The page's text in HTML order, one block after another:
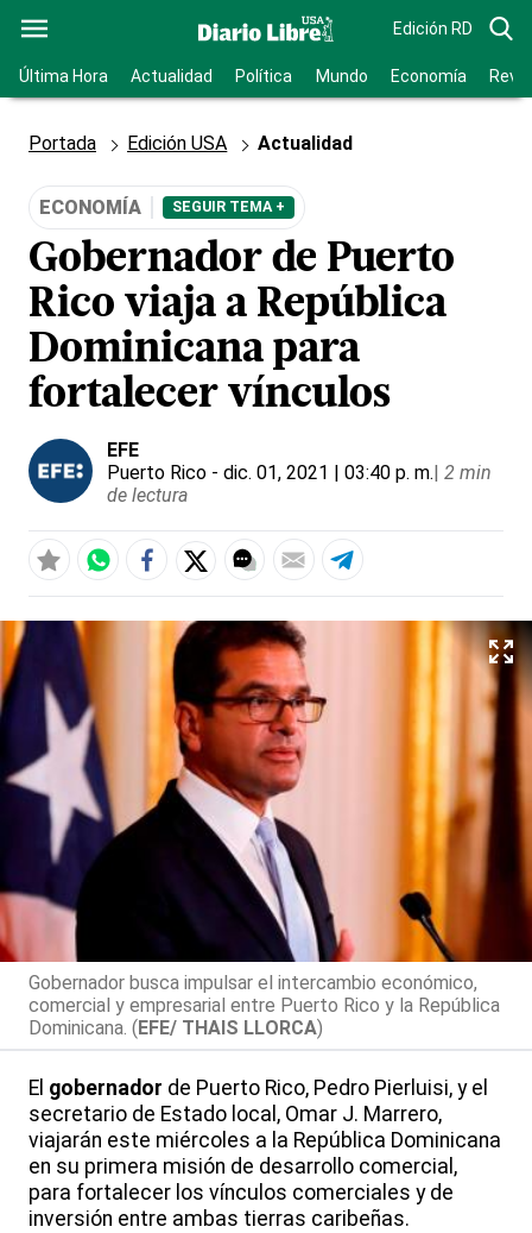
Edición RD
Última Hora Actualidad Política Mundo Economía
Portada Edición USA Actualidad
ECONOMÍA SEGUIR TEMA +
Gobernador de Puerto
Rico viaja a República
Dominicana para
fortalecer vínculos
EFE
Puerto Rico - dic. 01, 2021 | 03:40 p. m.| 2 min
de lectura
Gobernador busca impulsar el intercambio económico,
comercial y empresarial entre Puerto Rico y la República
Dominicana. (EFE/ THAIS LLORCA)
El gobernador de Puerto Rico, Pedro Pierluisi, y el
secretario de Estado local, Omar J. Marrero,
viajarán este miércoles a la República Dominicana
en su primera misión de desarrollo comercial,
para fortalecer los vínculos comerciales y de
inversión entre ambas tierras caribeñas.